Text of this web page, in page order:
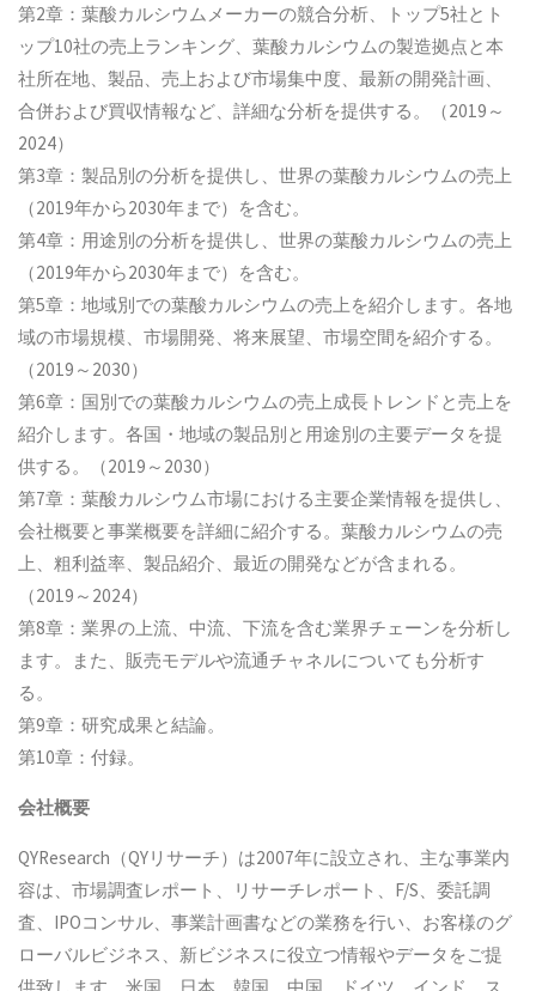
第2章：葉酸カルシウムメーカーの競合分析、トップ5社とト
ップ10社の売上ランキング、葉酸カルシウムの製造拠点と本
社所在地、製品、売上および市場集中度、最新の開発計画、
合併および買収情報など、詳細な分析を提供する。（2019～
2024）
第3章：製品別の分析を提供し、世界の葉酸カルシウムの売上
（2019年から2030年まで）を含む。
第4章：用途別の分析を提供し、世界の葉酸カルシウムの売上
（2019年から2030年まで）を含む。
第5章：地域別での葉酸カルシウムの売上を紹介します。各地
域の市場規模、市場開発、将来展望、市場空間を紹介する。
（2019～2030）
第6章：国別での葉酸カルシウムの売上成長トレンドと売上を
紹介します。各国・地域の製品別と用途別の主要データを提
供する。（2019～2030）
第7章：葉酸カルシウム市場における主要企業情報を提供し、
会社概要と事業概要を詳細に紹介する。葉酸カルシウムの売
上、粗利益率、製品紹介、最近の開発などが含まれる。
（2019～2024）
第8章：業界の上流、中流、下流を含む業界チェーンを分析し
ます。また、販売モデルや流通チャネルについても分析す
る。
第9章：研究成果と結論。
第10章：付録。
会社概要
QYResearch（QYリサーチ）は2007年に設立され、主な事業内
容は、市場調査レポート、リサーチレポート、F/S、委託調
査、IPOコンサル、事業計画書などの業務を行い、お客様のグ
ローバルビジネス、新ビジネスに役立つ情報やデータをご提